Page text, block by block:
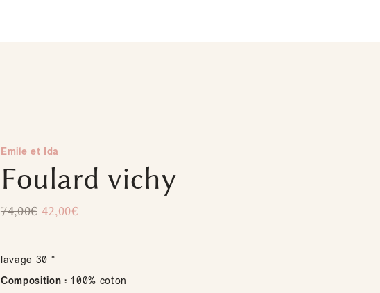
Emile et Ida
Foulard vichy
74,00€ 42,00€
lavage 30 °
Composition : 100% coton